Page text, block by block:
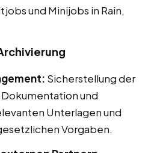
und Minijobs in Rain,
Sicherstellung der
und
Unterlagen und
Vorgaben.